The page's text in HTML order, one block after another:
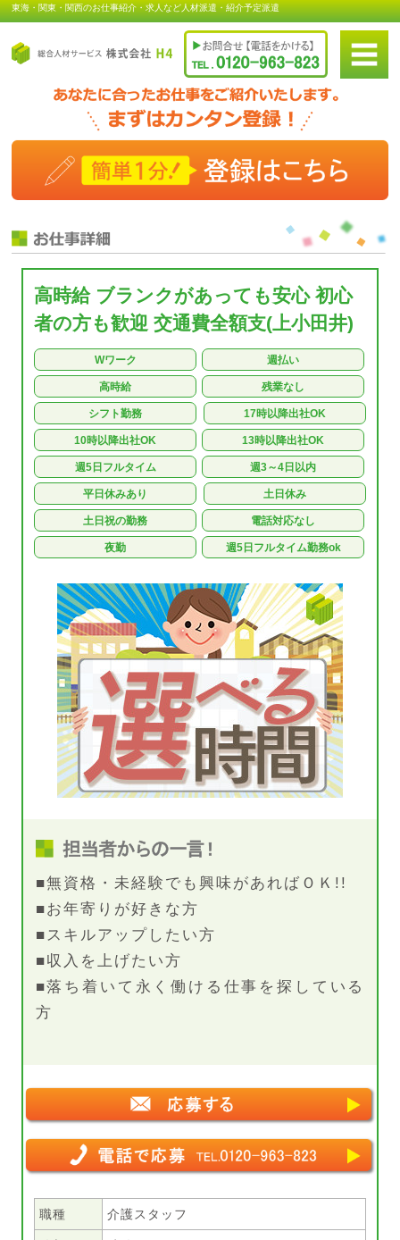
東海・関東・関西のお仕事紹介・求人など人材派遣・紹介予定派遣
高時給 ブランクがあっても安心 初心
者の方も歓迎 交通費全額支(上小田井)
Wワーク 週払い
高時給 残業なし
シフト勤務 17時以降出社OK
10時以降出社OK 13時以降出社OK
週5日フルタイム 週3～4日以内
平日休みあり 土日休み
土日祝の勤務 電話対応なし
夜勤 週5日フルタイム勤務ok
■無資格・未経験でも興味があればＯＫ!!
■お年寄りが好きな方
■スキルアップしたい方
■収入を上げたい方
■落ち着いて永く働ける仕事を探している
方
職種 介護スタッフ